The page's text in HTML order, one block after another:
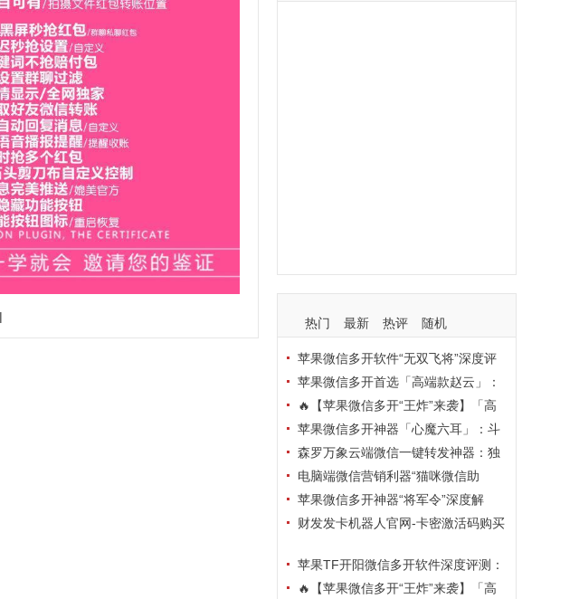
热门 最新 热评 随机
苹果微信多开软件“无双飞将”深度评
测：TF正式码+7天退换，拍拍卡激活
码商城正品保障
苹果微信多开首选「高端款赵云」：
TF正式码+斗战神8073包，7天退换认
准拍拍卡激活码商城
🔥【苹果微信多开“王炸”来袭】「高
端地狱火」—— TF正式码+斗战神807
3包，7天退换，安全防封，多开自由触
手可及！
苹果微信多开神器「心魔六耳」：斗
战神8073包+7天退换，认准拍拍卡激
活码商城
森罗万象云端微信一键转发神器：独
家源码·安全防封·月卡季卡半年卡年卡
授权，7天无理由退换！
电脑端微信营销利器“猫咪微信助
手”深度评测：7大模块功能全解析，多
卡种授权灵活选
苹果微信多开神器“将军令”深度解
析：8073版本包+TF外侧码，微商营销
财发发卡机器人官网-卡密激活码购买
换苹果TF开阳微信多开软件深度评测：
凡尔赛8069包功能全解析，TestFlight
🔥【苹果微信多开“王炸”来袭】「高